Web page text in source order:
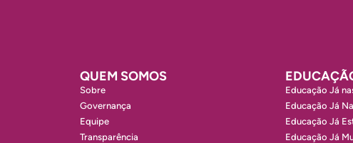
QUEM SOMOS
Sobre
Governança
Equipe
Transparência
Educação Já
Educação Já
Educação Já
Educação Já